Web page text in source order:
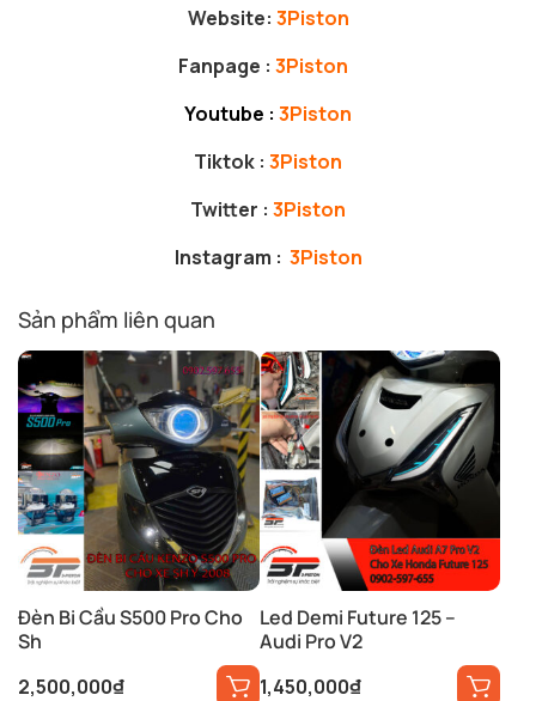
Website: 3Piston
Fanpage : 3Piston
Youtube : 3Piston
Tiktok : 3Piston
Twitter : 3Piston
Instagram : 3Piston
Sản phẩm liên quan
Đèn Bi Cầu S500 Pro Cho
Sh
2,500,000₫
Led Demi Future 125 –
Audi Pro V2
1,450,000₫